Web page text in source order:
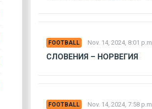
FOOTBALL Nov. 14, 2024, 8:01 p.m.
СЛОВЕНИЯ – НОРВЕГИЯ
FOOTBALL Nov. 14, 2024, 7:58 p.m.